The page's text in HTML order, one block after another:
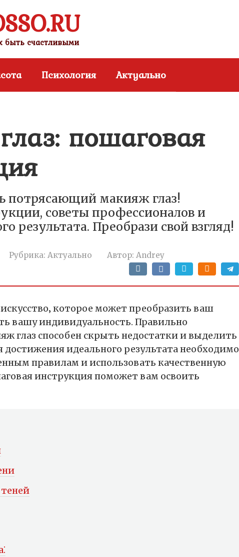
счастливыми
Психология Актуально
пошаговая
потрясающий макияж глаз!
советы профессионалов и
результата. Преобрази свой взгляд!
Рубрика: Актуально Автор: Andrey
которое может преобразить ваш
вашу индивидуальность. Правильно
глаз способен скрыть недостатки и выделить
достижения идеального результата необходимо
правилам и использовать качественную
инструкция поможет вам освоить